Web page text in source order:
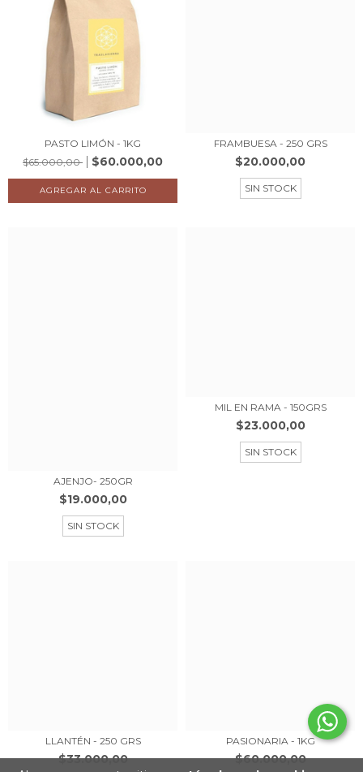
PASTO LIMÓN - 1KG
$65.000,00
$60.000,00
FRAMBUESA - 250 GRS
$20.000,00
SIN STOCK
AJENJO- 250GR
$19.000,00
SIN STOCK
MIL EN RAMA - 150GRS
$23.000,00
SIN STOCK
LLANTÉN - 250 GRS
$33.000,00
PASIONARIA - 1KG
$60.000,00